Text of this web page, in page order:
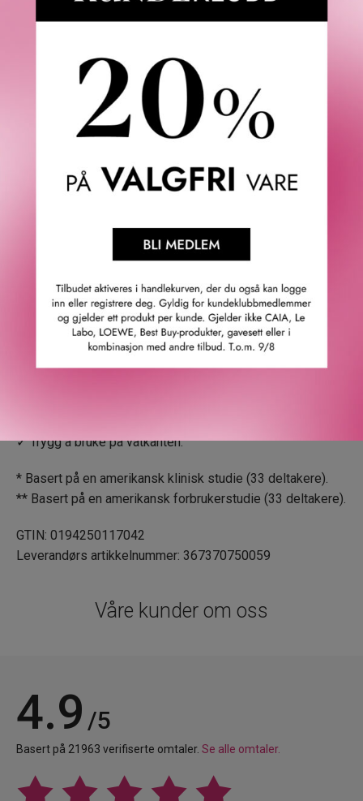
Formelen er vannfast, inneholder primer og sitter hele
dagen – uten å smitte, drysse eller falme.
Dokumenterte resultater:
· Vannfast eyeliner og crease-proof øyenskygge – en
· Eyelineren er ultrakremet og smitter ikke, tværer ikke ut
og hopper ikke over.**
Derfor kommer du til å elske den:
✓ Dermatologisk testet.
✓ Passer for alle hudtyper.
✓ Trygg å bruke på våtkanten.
* Basert på en amerikansk klinisk studie (33 deltakere).
** Basert på en amerikansk forbrukerstudie (33 deltakere).
GTIN: 0194250117042
Leverandørs artikkelnummer: 367370750059
Våre kunder om oss
4.9 /5
Basert på 21963 verifiserte omtaler. Se alle omtaler.